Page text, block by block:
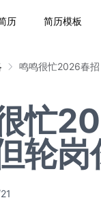
历 简历模板
鸣鸣很忙2026春
忙
轮岗